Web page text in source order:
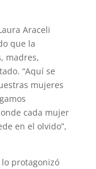
Araceli
que la
madres,
“Aquí se
mujeres
cada mujer
en el olvido”,
protagonizó